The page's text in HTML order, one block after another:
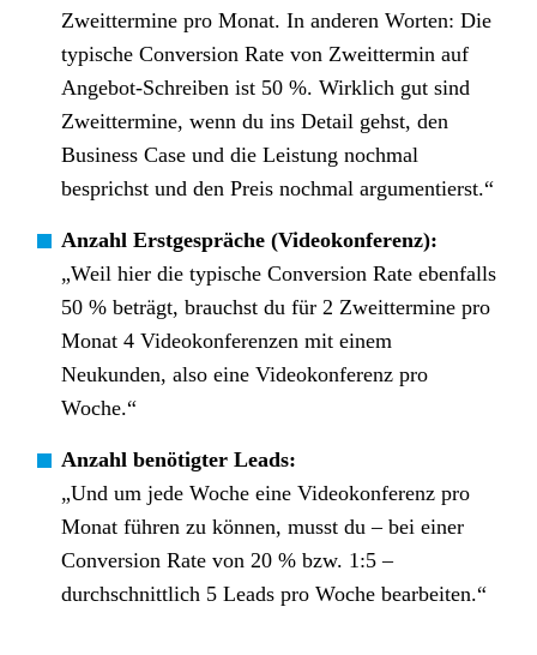
Zweittermine pro Monat. In anderen Worten: Die
typische Conversion Rate von Zweittermin auf
Angebot-Schreiben ist 50 %. Wirklich gut sind
Zweittermine, wenn du ins Detail gehst, den
Business Case und die Leistung nochmal
besprichst und den Preis nochmal argumentierst.“
Anzahl Erstgespräche (Videokonferenz):
„Weil hier die typische Conversion Rate ebenfalls
50 % beträgt, brauchst du für 2 Zweittermine pro
Monat 4 Videokonferenzen mit einem
Neukunden, also eine Videokonferenz pro
Woche.“
Anzahl benötigter Leads:
„Und um jede Woche eine Videokonferenz pro
Monat führen zu können, musst du – bei einer
Conversion Rate von 20 % bzw. 1:5 –
durchschnittlich 5 Leads pro Woche bearbeiten.“